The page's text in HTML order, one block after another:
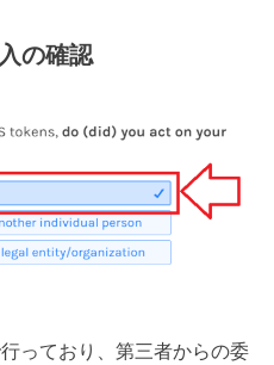
の確認
っており、第三者からの委